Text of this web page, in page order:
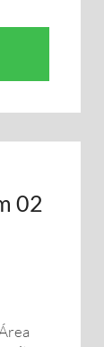
02